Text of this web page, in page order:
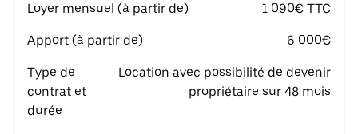
Loyer mensuel (à partir de) 1 090€ TTC
Apport (à partir de) 6 000€
Type de
contrat et
durée
Location avec possibilité de devenir
propriétaire sur 48 mois